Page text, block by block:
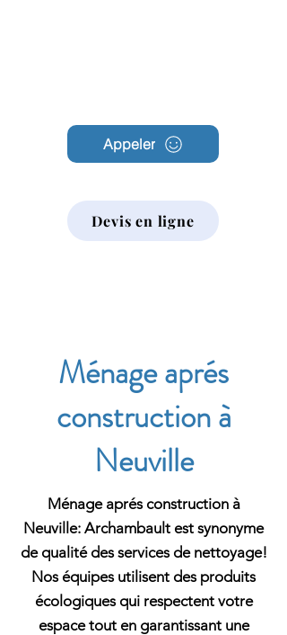
Appeler
Devis en ligne
Ménage aprés
construction à
Neuville
Ménage aprés construction à
Neuville: Archambault est synonyme
de qualité des services de nettoyage!
Nos équipes utilisent des produits
écologiques qui respectent votre
espace tout en garantissant une